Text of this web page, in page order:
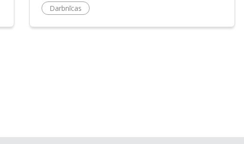
Darbnīcas